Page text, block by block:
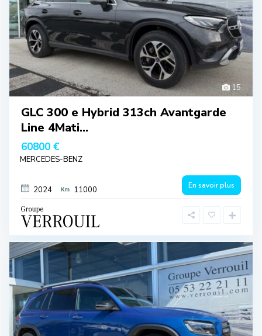
15
GLC 300 e Hybrid 313ch Avantgarde
Line 4Mati...
60800 €
MERCEDES-BENZ
2024 11000 En savoir plus